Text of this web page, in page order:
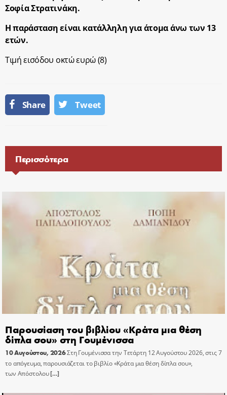
Σοφία Στρατινάκη.
Hπαράσταση είναι κατάλληλη για άτομα άνω των 13
ετών.
Τιμή εισόδου οκτώ ευρώ (8)
Share Tweet
Περισσότερα
Παρουσίαση του βιβλίου «Κράτα μια θέση
δίπλα σου» στη Γουμένισσα
10 Αυγούστου, 2026Στη Γουμένισσα την Τετάρτη 12 Αυγούστου 2026, στις 7
το απόγευμα, παρουσιάζεται το βιβλίο «Κράτα μια θέση δίπλα σου»,
των Απόστολου[…]